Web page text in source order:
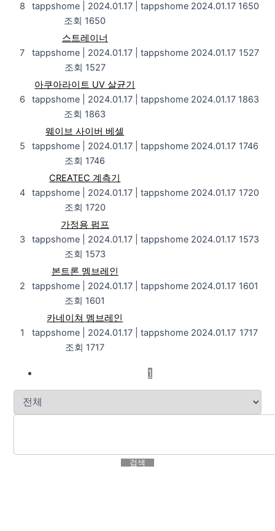
8
tappshome
2024.01.17
조회 1650
tappshome 2024.01.17 1650
7
스트레이너
tappshome
2024.01.17
조회 1527
tappshome 2024.01.17 1527
6
아쿠아라이트 UV 살균기
tappshome
2024.01.17
조회 1863
tappshome 2024.01.17 1863
5
웨이브 사이버 베셀
tappshome
2024.01.17
조회 1746
tappshome 2024.01.17 1746
4
CREATEC 계측기
tappshome
2024.01.17
조회 1720
tappshome 2024.01.17 1720
3
가정용 펌프
tappshome
2024.01.17
조회 1573
tappshome 2024.01.17 1573
2
본트론 멤브레인
tappshome
2024.01.17
조회 1601
tappshome 2024.01.17 1601
1
카네이쳐 멤브레인
tappshome
2024.01.17
조회 1717
tappshome 2024.01.17 1717
1
검색